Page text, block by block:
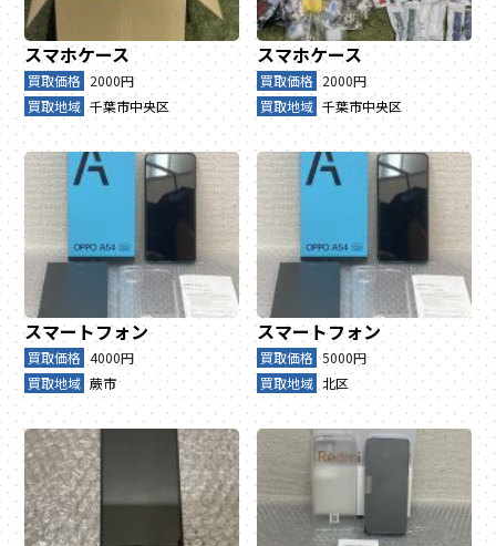
スマホケース
買取価格 2000円
買取地域 千葉市中央区
スマホケース
買取価格 2000円
買取地域 千葉市中央区
スマートフォン
買取価格 4000円
買取地域 蕨市
スマートフォン
買取価格 5000円
買取地域 北区